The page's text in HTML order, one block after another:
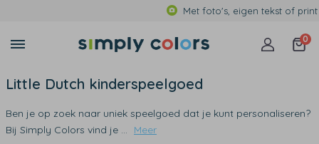
Met foto's, eigen tekst of print
0
Little Dutch kinderspeelgoed
Ben je op zoek naar uniek speelgoed dat je kunt personaliseren?
Bij Simply Colors vind je ... Meer